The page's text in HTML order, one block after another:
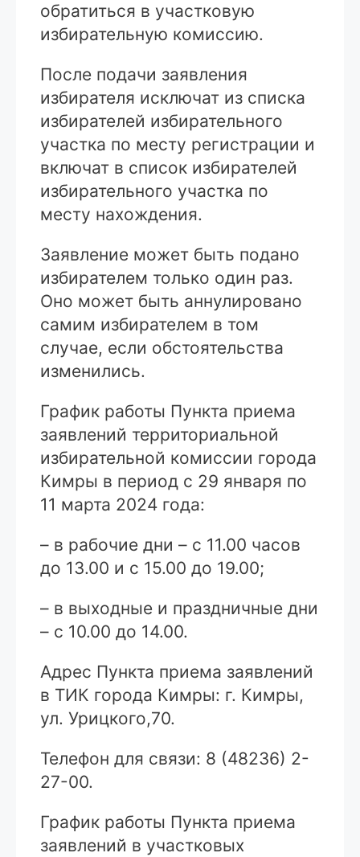
обратиться в участковую
избирательную комиссию.
После подачи заявления
избирателя исключат из списка
избирателей избирательного
участка по месту регистрации и
включат в список избирателей
избирательного участка по
месту нахождения.
Заявление может быть подано
избирателем только один раз.
Оно может быть аннулировано
самим избирателем в том
случае, если обстоятельства
изменились.
График работы Пункта приема
заявлений территориальной
избирательной комиссии города
Кимры в период с 29 января по
11 марта 2024 года:
– в рабочие дни – с 11.00 часов
до 13.00 и с 15.00 до 19.00;
– в выходные и праздничные дни
– с 10.00 до 14.00.
Адрес Пункта приема заявлений
в ТИК города Кимры: г. Кимры,
ул. Урицкого,70.
Телефон для связи: 8 (48236) 2-
27-00.
График работы Пункта приема
заявлений в участковых